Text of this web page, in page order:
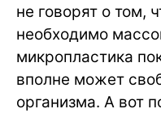
не говорят о том,
необходимо
микропластика
вполне может
организма. А вот